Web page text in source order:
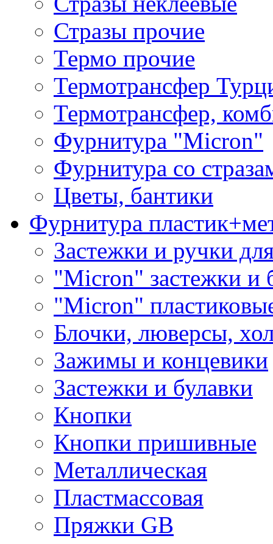
Стразы прочие
Термо прочие
Термотрансфер
Термотрансфер,
Фурнитура "Micron"
Фурнитура со
Цветы, бантики
Фурнитура
Застежки и ручки
"Micron" застежки и
"Micron"
Блочки, люверсы,
Зажимы и концевики
Застежки и булавки
Кнопки
Кнопки пришивные
Металлическая
Пластмассовая
Пряжки GB